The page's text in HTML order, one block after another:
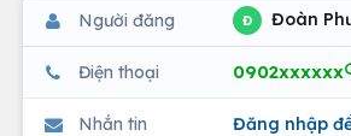
Người đăng Đ Đoàn
Điện thoại
Nhắn tin Đăng nhập